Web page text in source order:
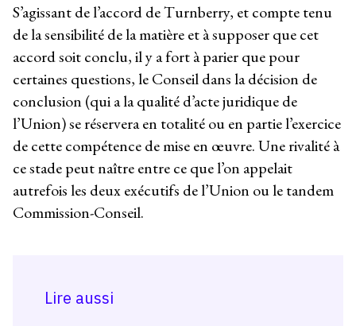
S’agissant de l’accord de Turnberry, et compte tenu
de la sensibilité de la matière et à supposer que cet
accord soit conclu, il y a fort à parier que pour
certaines questions, le Conseil dans la décision de
conclusion (qui a la qualité d’acte juridique de
l’Union) se réservera en totalité ou en partie l’exercice
de cette compétence de mise en œuvre. Une rivalité à
ce stade peut naître entre ce que l’on appelait
autrefois les deux exécutifs de l’Union ou le tandem
Commission-Conseil.
Lire aussi